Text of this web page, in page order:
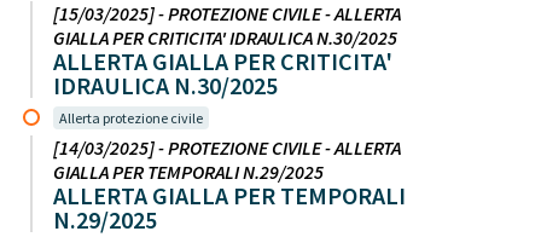
[15/03/2025] - PROTEZIONE CIVILE - ALLERTA
GIALLA PER CRITICITA' IDRAULICA N.30/2025
ALLERTA GIALLA PER CRITICITA'
IDRAULICA N.30/2025
Allerta protezione civile
[14/03/2025] - PROTEZIONE CIVILE - ALLERTA
GIALLA PER TEMPORALI N.29/2025
ALLERTA GIALLA PER TEMPORALI
N.29/2025